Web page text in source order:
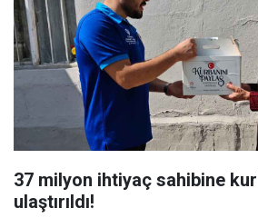
37 milyon ihtiyaç sahibine
ulaştırıldı!